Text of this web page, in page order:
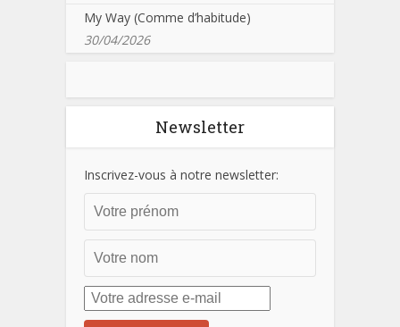
My Way (Comme d’habitude)
30/04/2026
Newsletter
Inscrivez-vous à notre newsletter: